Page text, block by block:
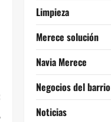
Limpieza
Merece solución
Navia Merece
Negocios del barrio
Noticias